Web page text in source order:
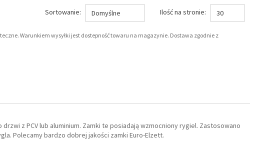
Sortowanie: Domyślne Ilość na stronie: 30
Warunkiem wysyłki jest dostepność towaru na magazynie. Dostawa zgodnie z
z PCV lub aluminium. Zamki te posiadają wzmocniony rygiel. Zastosowano
Polecamy bardzo dobrej jakości zamki Euro-Elzett.